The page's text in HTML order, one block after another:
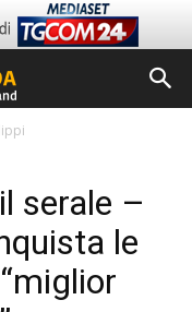
serale –
le